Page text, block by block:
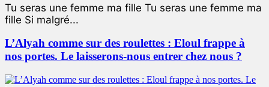
Tu seras une femme ma fille Tu seras une femme ma
fille Si malgré...
L’Alyah comme sur des roulettes : Eloul frappe à
nos portes. Le laisserons-nous entrer chez nous ?